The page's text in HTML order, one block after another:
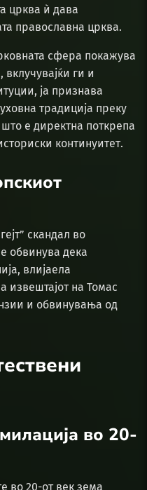
црква ѝ дава
православна црква.
сфера покажува
ги и
ја признава
традиција преку
е директна поткрепа
континуитет.
скандал во
обвинува дека
влијаела
извештајот на Томас
и обвинувања од
во 20-
во 20-от век зема